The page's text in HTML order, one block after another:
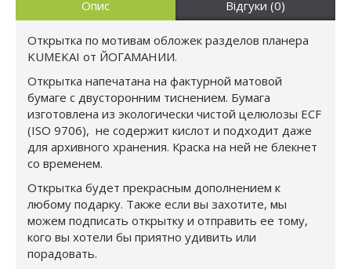
Опис Відгуки (0)
Открытка по мотивам обложек разделов планера
KUMEKAI от ЙОГАМАНИИ.
Открытка напечатана на фактурной матовой
бумаге с двусторонним тиснением. Бумага
изготовлена из экологически чистой целюлозы ECF
(ISO 9706), не содержит кислот и подходит даже
для архивного хранения. Краска на ней не блекнет
со временем.
Открытка будет прекрасным дополнением к
любому подарку. Также если вы захотите, мы
можем подписать открытку и отправить ее тому,
кого вы хотели бы приятно удивить или
порадовать.